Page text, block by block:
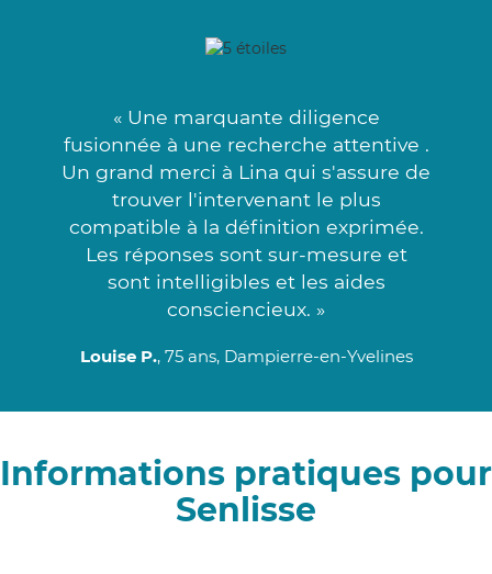
« Une marquante diligence
fusionnée à une recherche attentive .
Un grand merci à Lina qui s'assure de
trouver l'intervenant le plus
compatible à la définition exprimée.
Les réponses sont sur-mesure et
sont intelligibles et les aides
consciencieux. »
Louise P., 75 ans, Dampierre-en-Yvelines
Informations pratiques pour
Senlisse